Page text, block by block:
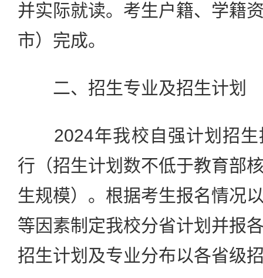
并实际就读。考生户籍、学籍
市）完成。
二、招生专业及招生计划
2024年我校自强计划招生
行（招生计划数不低于教育部
生规模）。根据考生报名情况
等因素制定我校分省计划并报
招生计划及专业分布以各省级